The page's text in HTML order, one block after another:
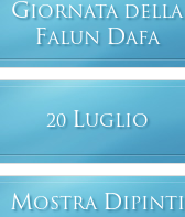
GIORNATA DELLA
FALUN DAFA
20 LUGLIO
MOSTRA DIPINTI